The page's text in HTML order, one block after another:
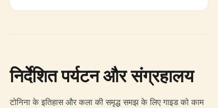
निर्देशित पर्यटन और संग्रहालय
टोनिना के इतिहास और कला की समृद्ध समझ के लिए गाइड को काम